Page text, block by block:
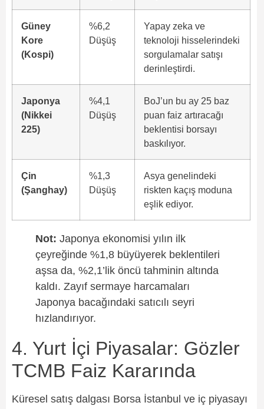
Güney
Kore
(Kospi)
%6,2
Düşüş
Yapay zeka ve
teknoloji hisselerindeki
sorgulamalar satışı
derinleştirdi.
Japonya
(Nikkei
225)
%4,1
Düşüş
BoJ’un bu ay 25 baz
puan faiz artıracağı
beklentisi borsayı
baskılıyor.
Çin
(Şanghay)
%1,3
Düşüş
Asya genelindeki
riskten kaçış moduna
eşlik ediyor.
Not: Japonya ekonomisi yılın ilk
çeyreğinde %1,8 büyüyerek beklentileri
aşsa da, %2,1’lik öncü tahminin altında
kaldı. Zayıf sermaye harcamaları
Japonya bacağındaki satıcılı seyri
hızlandırıyor.
4. Yurt İçi Piyasalar: Gözler
TCMB Faiz Kararında
Küresel satış dalgası Borsa İstanbul ve iç piyasayı